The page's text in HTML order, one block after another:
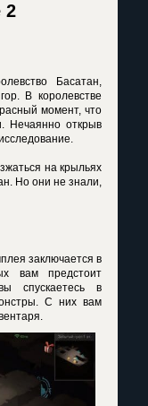
2
Басатан,
В королевстве
момент, что
Нечаянно открыв
на крыльях
Но они не знали,
заключается в
вам предстоит
спускаетесь в
С них вам